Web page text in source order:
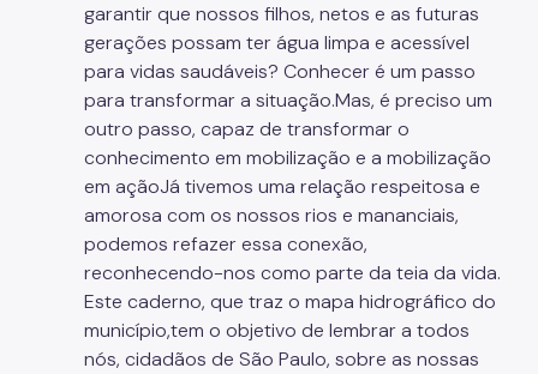
Estudos Ambientais
Produtos Perigosos
TCA - Termo de Compromisso Ambiental
Motogeradores
IPVA
Fiscalização Ambiental
Defesa e Valorização Ambiental
TAC - Termo de Ajustamento de Conduta
garantir que nossos filhos, netos e as futuras
gerações possam ter água limpa e acessível
para vidas saudáveis? Conhecer é um passo
para transformar a situação.Mas, é preciso um
outro passo, capaz de transformar o
conhecimento em mobilização e a mobilização
em açãoJá tivemos uma relação respeitosa e
amorosa com os nossos rios e mananciais,
podemos refazer essa conexão,
reconhecendo-nos como parte da teia da vida.
Este caderno, que traz o mapa hidrográfico do
município,tem o objetivo de lembrar a todos
nós, cidadãos de São Paulo, sobre as nossas